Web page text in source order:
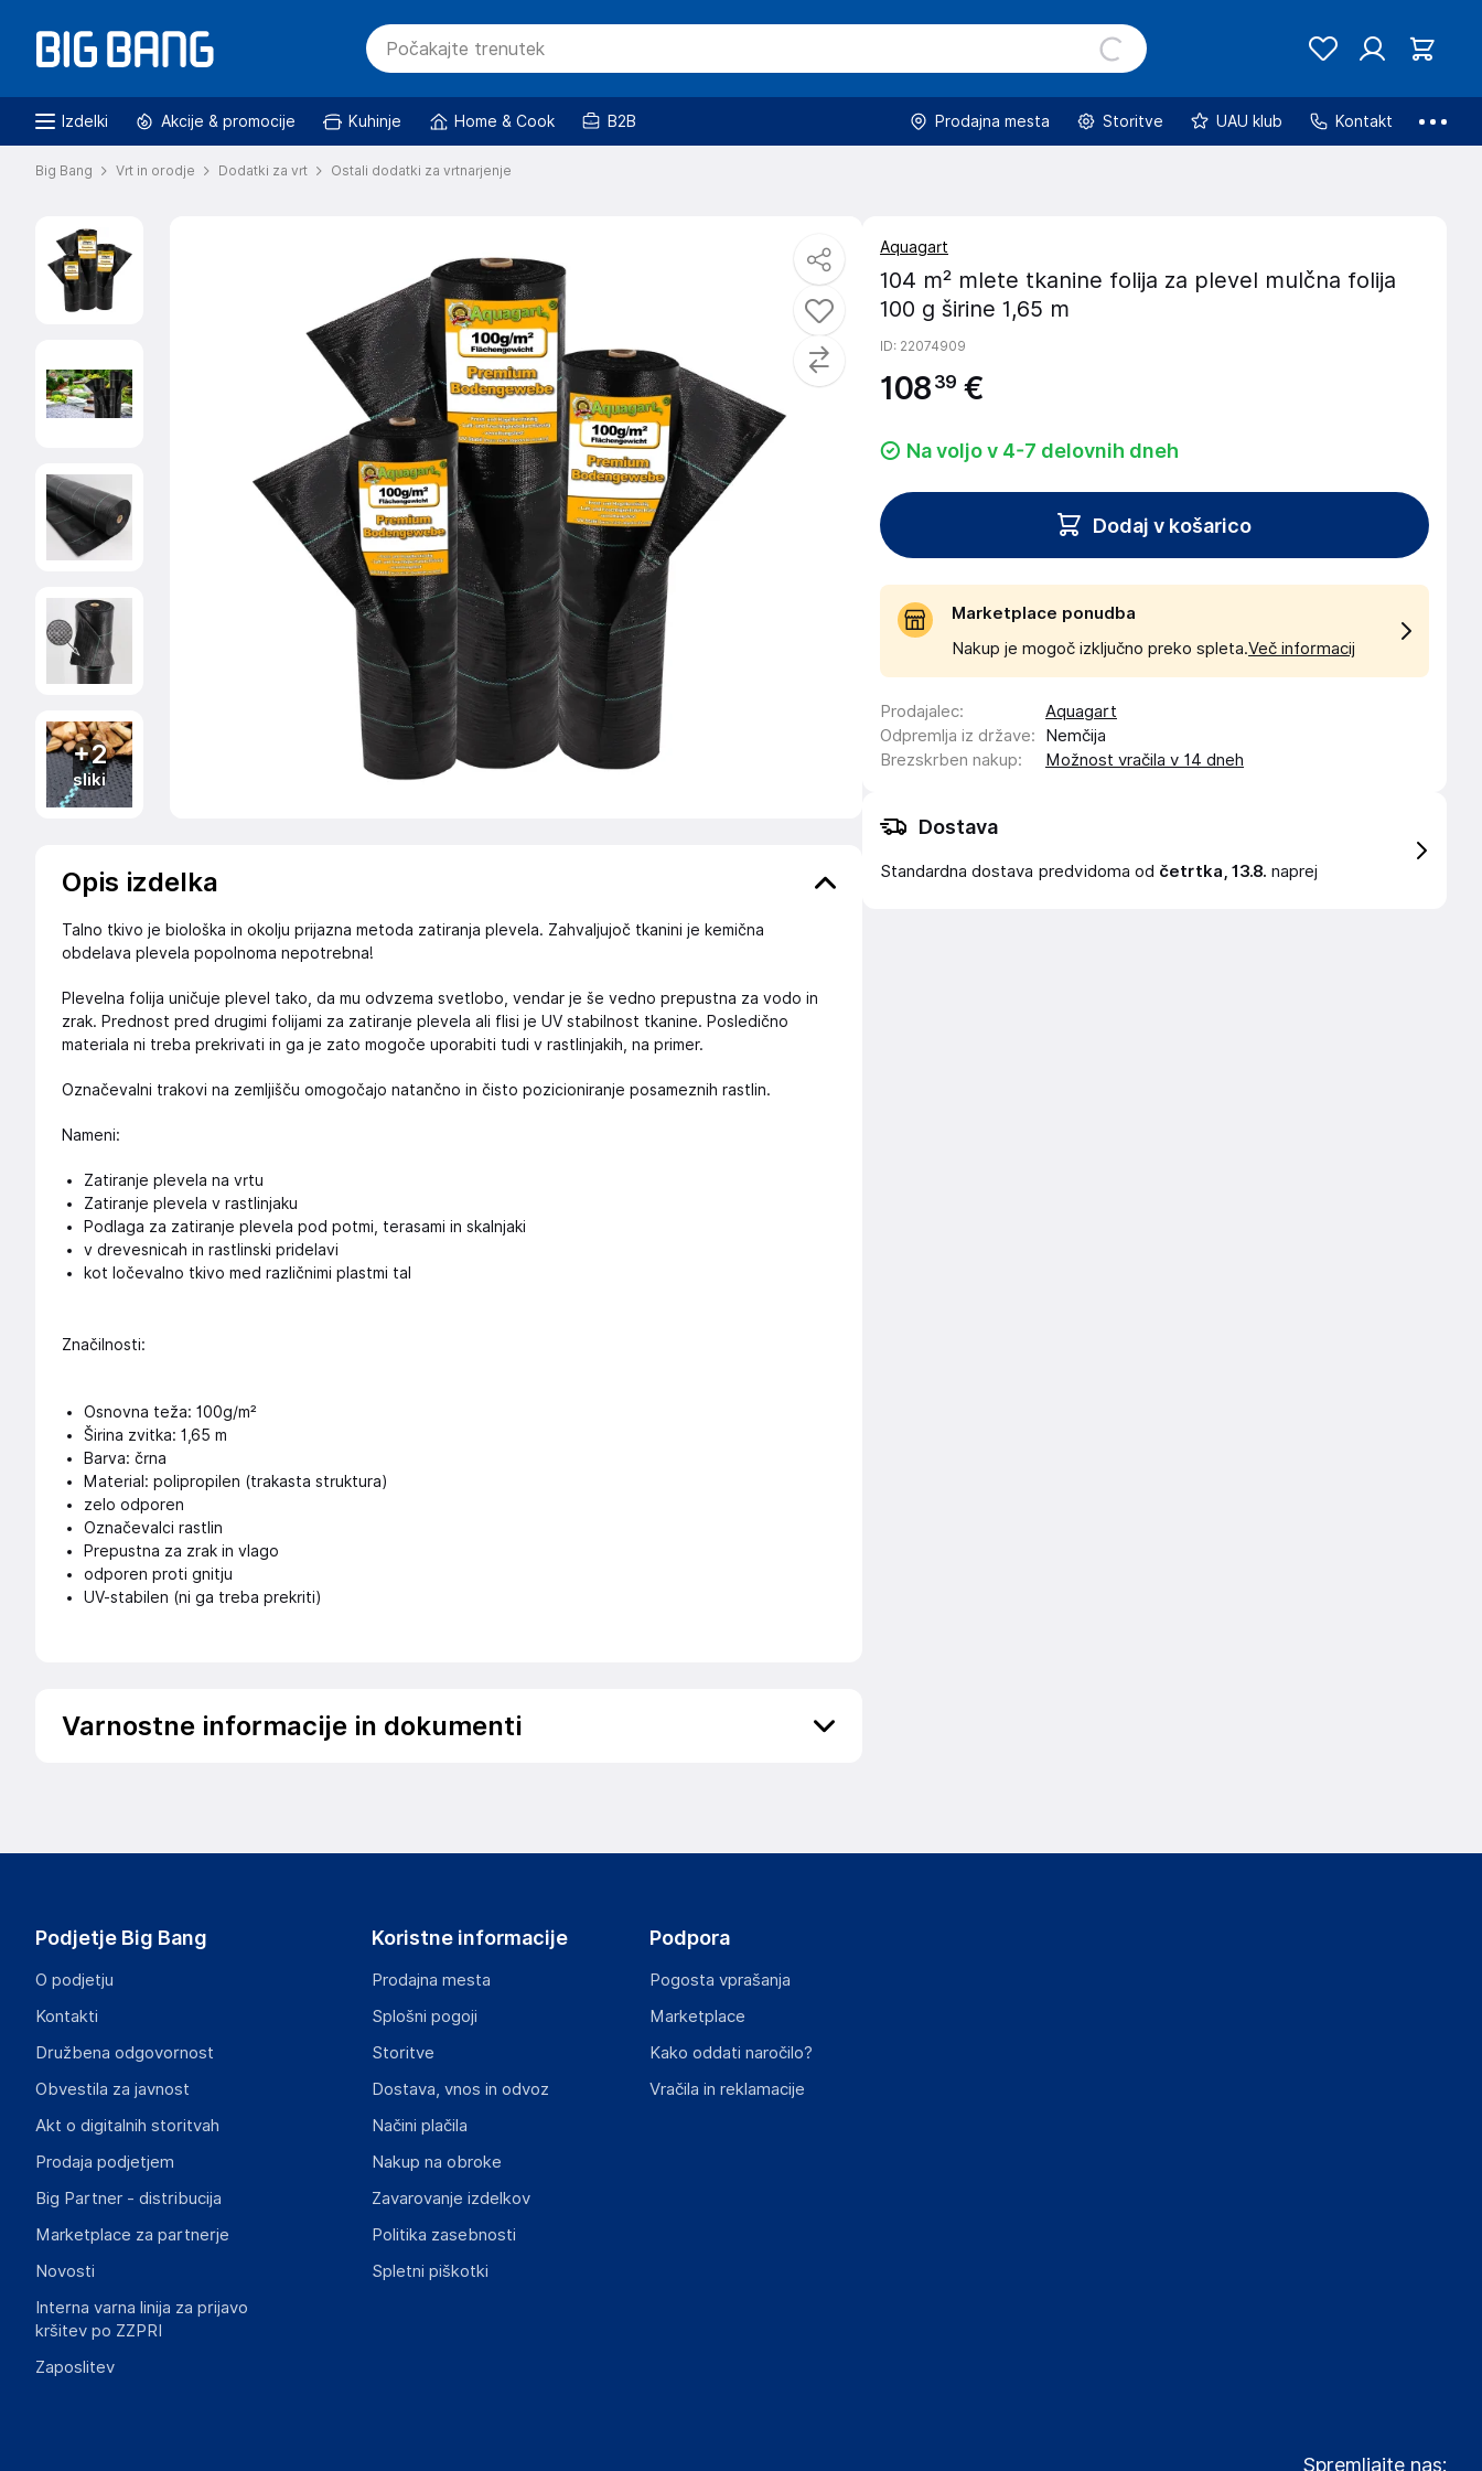
Izdelki Akcije & promocije Kuhinje Home & Cook B2B Prodajna mesta Storitve UAU klub Kontakt
Big Bang Vrt in orodje Dodatki za vrt Ostali dodatki za vrtnarjenje
+2
sliki
Opis izdelka
Talno tkivo je biološka in okolju prijazna metoda zatiranja plevela. Zahvaljujoč tkanini je kemična
obdelava plevela popolnoma nepotrebna!
Plevelna folija uničuje plevel tako, da mu odvzema svetlobo, vendar je še vedno prepustna za vodo in
zrak. Prednost pred drugimi folijami za zatiranje plevela ali flisi je UV stabilnost tkanine. Posledično
materiala ni treba prekrivati in ga je zato mogoče uporabiti tudi v rastlinjakih, na primer.
Označevalni trakovi na zemljišču omogočajo natančno in čisto pozicioniranje posameznih rastlin.
Nameni:
Zatiranje plevela na vrtu
Zatiranje plevela v rastlinjaku
Podlaga za zatiranje plevela pod potmi, terasami in skalnjaki
v drevesnicah in rastlinski pridelavi
kot ločevalno tkivo med različnimi plastmi tal
Značilnosti:
Osnovna teža: 100g/m²
Širina zvitka: 1,65 m
Barva: črna
Material: polipropilen (trakasta struktura)
zelo odporen
Označevalci rastlin
Prepustna za zrak in vlago
odporen proti gnitju
UV-stabilen (ni ga treba prekriti)
Varnostne informacije in dokumenti
verkau@aquagart.de
Gospodarski subjekt s sedežem v EU, ki zagotavlja skladnost izdelka z zahtevanimi predpisi.
Heubischer Ortsstraße 79 96524 Föritztal
Germany
Slike o varnosti izdelka
Slike o varnosti izdelka vsebujejo opozorila na embalaži izdelka in lahko vključujejo ključne varnostne
Aquagart
104 m² mlete tkanine folija za plevel mulčna folija
100 g širine 1,65 m
ID: 22074909
108 39 €
Na voljo v 4-7 delovnih dneh
Dodaj v košarico
Marketplace ponudba
Nakup je mogoč izključno preko spleta.Več informacij
Prodajalec:
Aquagart
Odpremlja iz države:
Nemčija
Brezskrben nakup: Možnost vračila v 14 dneh
Dostava
Standardna dostava predvidoma od četrtka, 13.8. naprej
Podjetje Big Bang
O podjetju
Kontakti
Družbena odgovornost
Obvestila za javnost
Akt o digitalnih storitvah
Prodaja podjetjem
Big Partner - distribucija
Marketplace za partnerje
Novosti
Interna varna linija za prijavo
kršitev po ZZPRI
Zaposlitev
Koristne informacije
Prodajna mesta
Splošni pogoji
Storitve
Dostava, vnos in odvoz
Načini plačila
Nakup na obroke
Zavarovanje izdelkov
Politika zasebnosti
Spletni piškotki
Podpora
Pogosta vprašanja
Marketplace
Kako oddati naročilo?
Vračila in reklamacije
Spremljajte nas: